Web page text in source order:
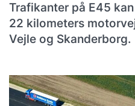
Trafikanter på E45
22 kilometers
Vejle og Skanderborg.